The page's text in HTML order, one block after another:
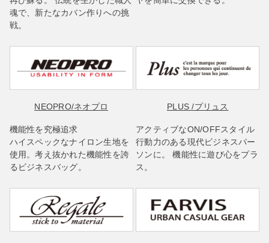
魂で、新たなカバン作りへの挑
戦。
NEOPRO/ネオプロ
機能性を究極追求
ハイスペックなナイロン生地を
使用。考え抜かれた機能性を誇
るビジネスバッグ。
PLUS/プリュス
アクティブなON/OFFスタイル
行動力のある現代ビジネスパー
ソンに。 機能性に遊び心をプラ
ス。